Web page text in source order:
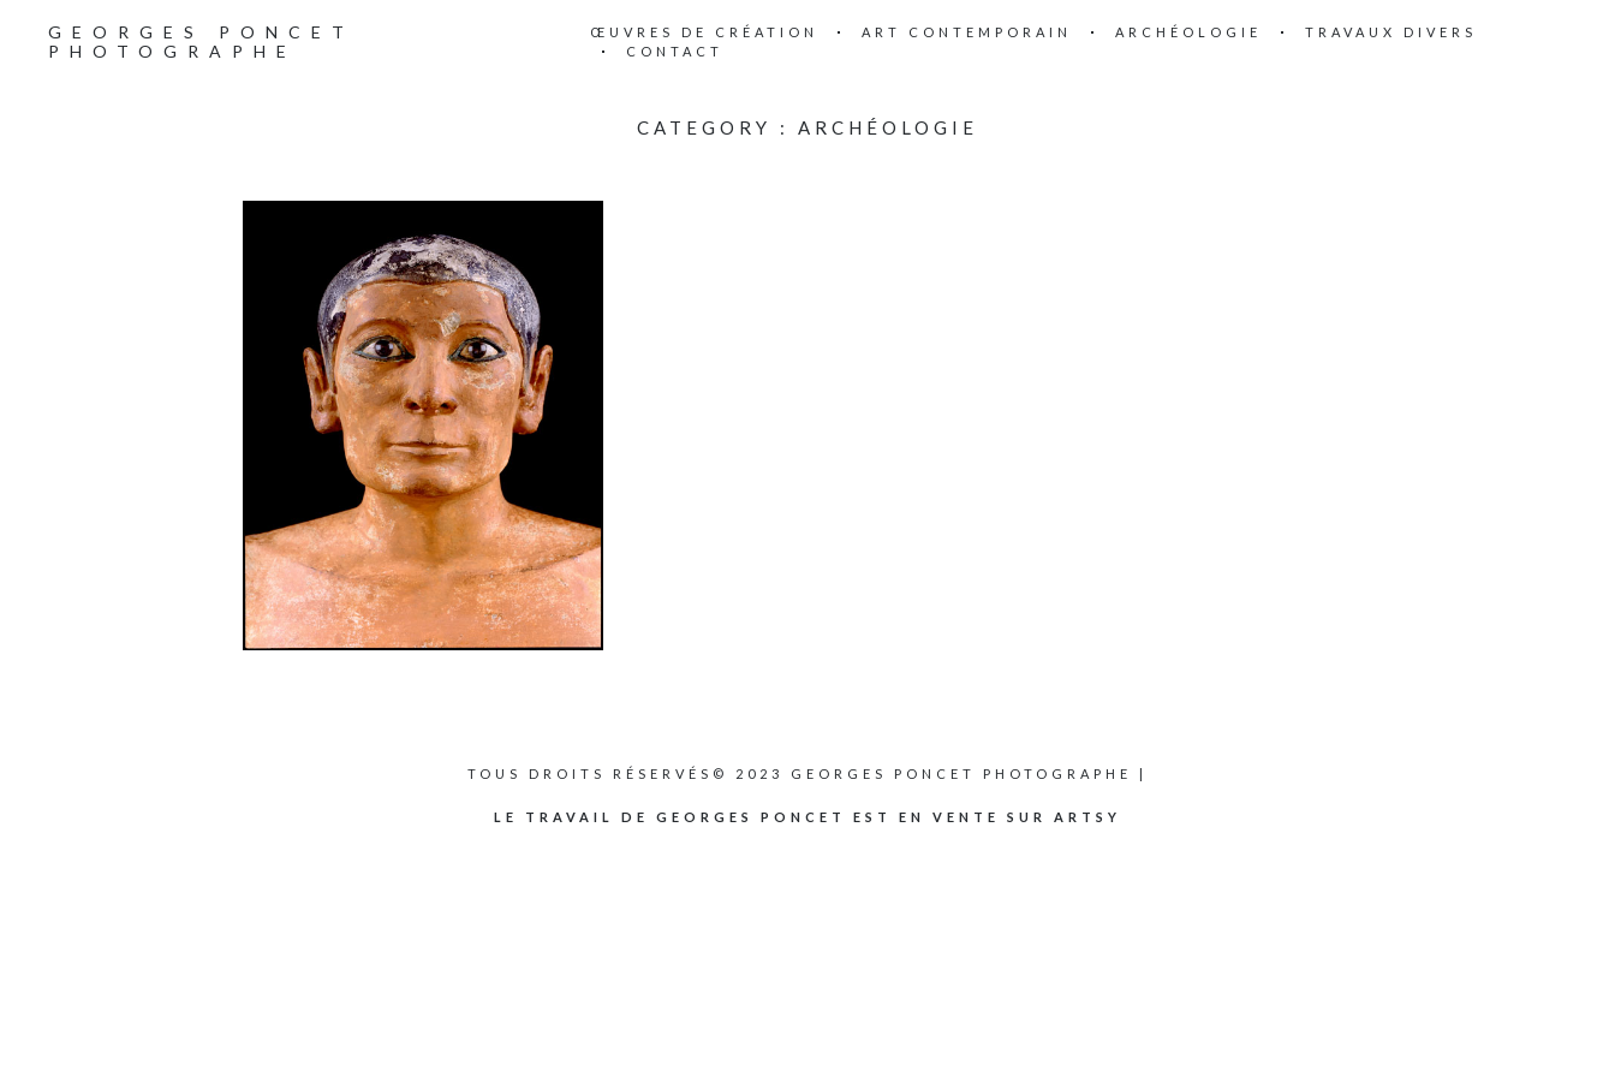
GEORGES PONCET
PHOTOGRAPHE
ŒUVRES DE CRÉATION ART CONTEMPORAIN ARCHÉOLOGIE
TRAVAUX DIVERS
CONTACT
CATEGORY : ARCHÉOLOGIE
TOUS DROITS RÉSERVÉS© 2023 GEORGES PONCET PHOTOGRAPHE |
LE TRAVAIL DE GEORGES PONCET EST EN VENTE SUR ARTSY